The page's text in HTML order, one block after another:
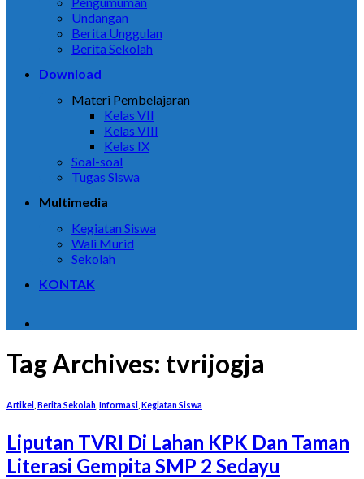
Undangan
Berita Unggulan
Berita Sekolah
Download
Materi Pembelajaran
Kelas VII
Kelas VIII
Kelas IX
Soal-soal
Tugas Siswa
Multimedia
Kegiatan Siswa
Wali Murid
Sekolah
KONTAK
Tag Archives: tvrijogja
Artikel Berita Sekolah Informasi Kegiatan Siswa
Liputan TVRI Di Lahan KPK Dan Taman
Literasi Gempita SMP 2 Sedayu